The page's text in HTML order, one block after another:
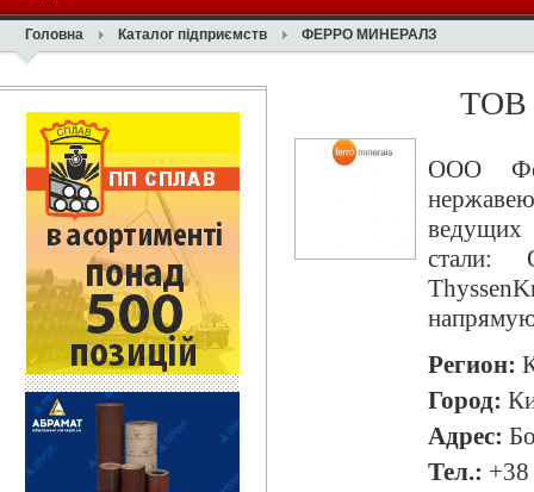
Головна Каталог підприємств ФЕРРО МИНЕРАЛЗ
ТОВ
ООО
ведущих
стали:
Регион:
Город:
Адрес:
Тел.: